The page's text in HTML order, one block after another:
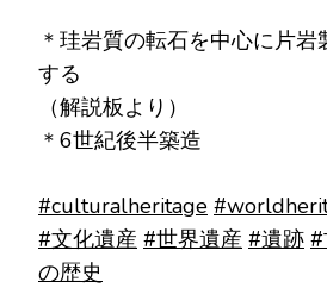
＊珪岩質の転石を中心に片
する
（解説板より）
＊6世紀後半築造
#culturalheritage
#文化遺産 #世界遺産 #遺跡
の歴史